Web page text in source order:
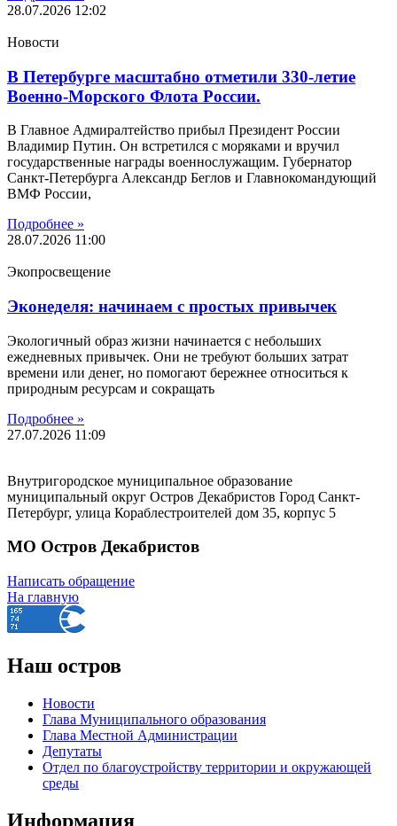
28.07.2026 12:02
Новости
В Петербурге масштабно отметили 330-летие
Военно-Морского Флота России.
В Главное Адмиралтейство прибыл Президент России
Владимир Путин. Он встретился с моряками и вручил
государственные награды военнослужащим. Губернатор
Санкт-Петербурга Александр Беглов и Главнокомандующий
ВМФ России,
Подробнее »
28.07.2026 11:00
Экопросвещение
Эконеделя: начинаем с простых привычек
Экологичный образ жизни начинается с небольших
ежедневных привычек. Они не требуют больших затрат
времени или денег, но помогают бережнее относиться к
природным ресурсам и сокращать
Подробнее »
27.07.2026 11:09
Внутригородское муниципальное образование
муниципальный округ Остров Декабристов Город Санкт-
Петербург, улица Кораблестроителей дом 35, корпус 5
МО Остров Декабристов
Написать обращение
На главную
Наш остров
Новости
Глава Муниципального образования
Глава Местной Администрации
Депутаты
Отдел по благоустройству территории и окружающей
среды
Информация